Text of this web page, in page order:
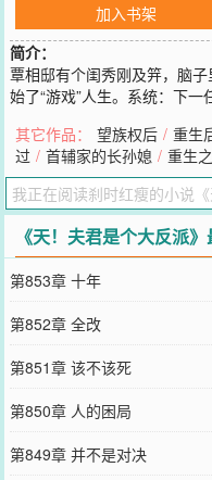
加入书架
简介：
覃相邸有个闺秀刚及笄，脑
始了“游戏”人生。系统：下
们就凑合成......个婚？娶我有
加了辣椒的鹌子水晶脍心动
以的。【展开】【收起】
您要是觉得《天！夫君是个
和微博微信里的朋友推荐哦！
其它作品： 望族权后 / 重生
过 / 首辅家的长孙媳 / 重生
《天！夫君是个大反派
第853章 十年
第852章 全改
第851章 该不该死
第850章 人的困局
第849章 并不是对决